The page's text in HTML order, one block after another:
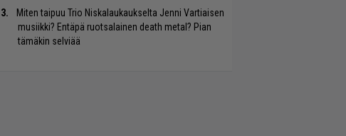
Miten taipuu Trio Niskalaukaukselta Jenni Vartiaisen
musiikki? Entäpä ruotsalainen death metal? Pian
tämäkin selviää